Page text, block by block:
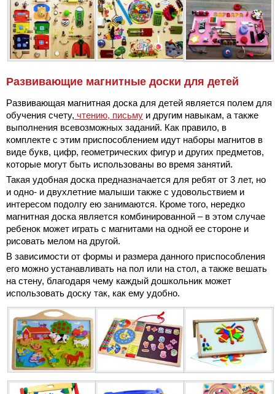
Развивающие магнитные доски для детей
Развивающая магнитная доска для детей является полем для
обучения счету, чтению, письму и другим навыкам, а также
выполнения всевозможных заданий. Как правило, в
комплекте с этим приспособлением идут наборы магнитов в
виде букв, цифр, геометрических фигур и других предметов,
которые могут быть использованы во время занятий.
Такая удобная доска предназначается для ребят от 3 лет, но
и одно- и двухлетние малыши также с удовольствием и
интересом подолгу ею занимаются. Кроме того, нередко
магнитная доска является комбинированной – в этом случае
ребенок может играть с магнитами на одной ее стороне и
рисовать мелом на другой.
В зависимости от формы и размера данного приспособления
его можно устанавливать на пол или на стол, а также вешать
на стену, благодаря чему каждый дошкольник может
использовать доску так, как ему удобно.